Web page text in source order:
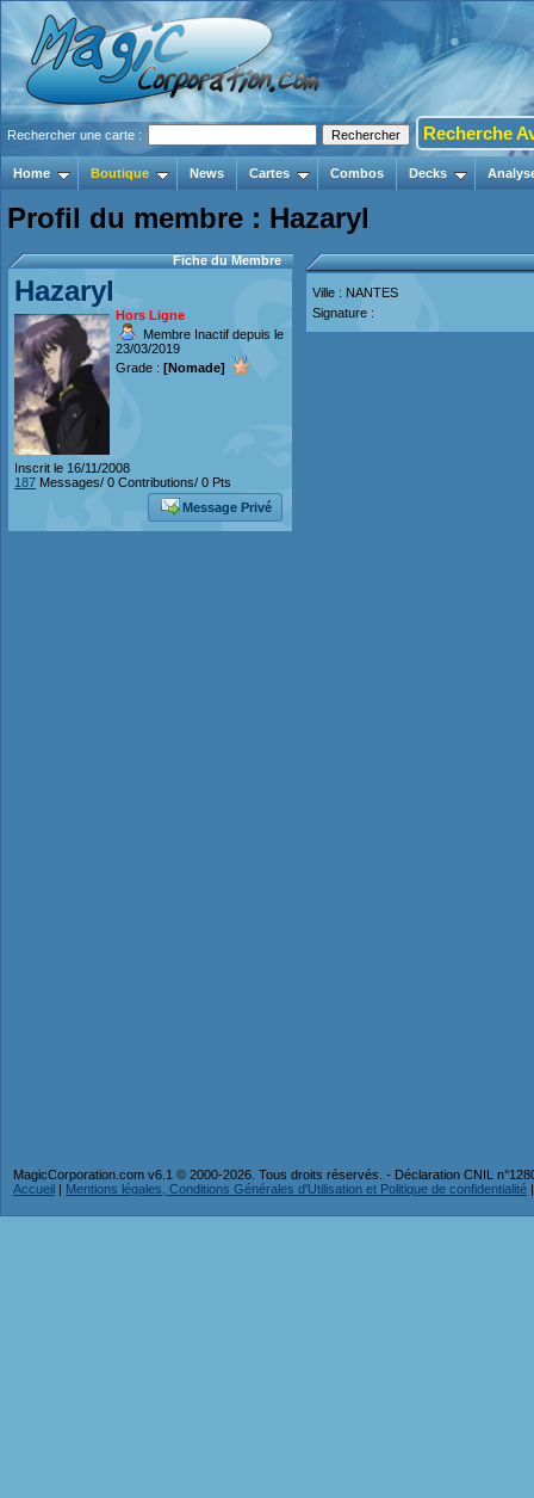
Rechercher une carte : Recherche
Home Boutique News Cartes Combos Decks
Profil du membre : Hazaryl
Fiche du Membre
Hazaryl
Hors Ligne
Membre Inactif depuis le
23/03/2019
Grade : [Nomade]
Inscrit le 16/11/2008
187 Messages/ 0 Contributions/ 0 Pts
Message Privé
Ville : NANTES
Signature :
MagicCorporation.com v6.1 © 2000-2026. Tous droits réservés. - Déclaration CNIL
Accueil | Mentions légales, Conditions Générales d'Utilisation et Politique de confidentialité